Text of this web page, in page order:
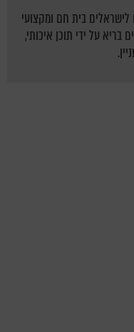
בית חם ומקצועי
בריא על ידי תוכן איכותי,